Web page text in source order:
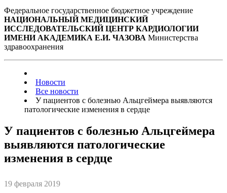
Федеральное государственное бюджетное учреждение
НАЦИОНАЛЬНЫЙ МЕДИЦИНСКИЙ
ИССЛЕДОВАТЕЛЬСКИЙ ЦЕНТР КАРДИОЛОГИИ
ИМЕНИ АКАДЕМИКА Е.И. ЧАЗОВА Министерства
здравоохранения
Новости
Все новости
У пациентов с болезнью Альцгеймера выявляются
патологические изменения в сердце
У пациентов с болезнью Альцгеймера
выявляются патологические
изменения в сердце
19 февраля 2019